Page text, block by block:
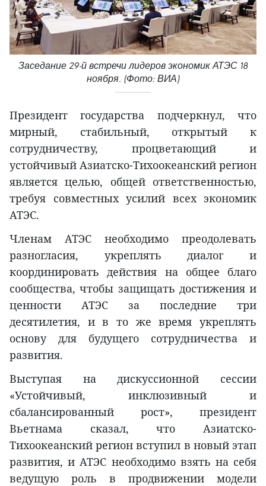
Заседание 29-й встречи лидеров экономик АТЭС 18
ноября. (Фото: ВИА)
Президент государства подчеркнул, что
мирный, стабильный, открытый к
сотрудничеству, процветающий и
устойчивый Азиатско-Тихоокеанский регион
является целью, общей ответственностью,
требуя совместных усилий всех экономик
АТЭС.
Членам АТЭС необходимо преодолевать
разногласия, укреплять диалог и
координировать действия на общее благо
сообщества, чтобы защищать достижения и
ценности АТЭС за последние три
десятилетия, и в то же время укреплять
основу для будущего сотрудничества и
развития.
Выступая на дискуссионной сессии
«Устойчивый, инклюзивный и
сбалансированный рост», президент
Вьетнама сказал, что Азиатско-
Тихоокеанский регион вступил в новый этап
развития, и АТЭС необходимо взять на себя
ведущую роль в продвижении модели